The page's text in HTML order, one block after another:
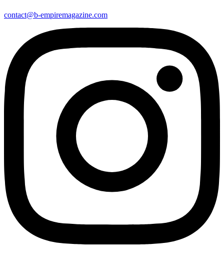
contact@b-empiremagazine.com